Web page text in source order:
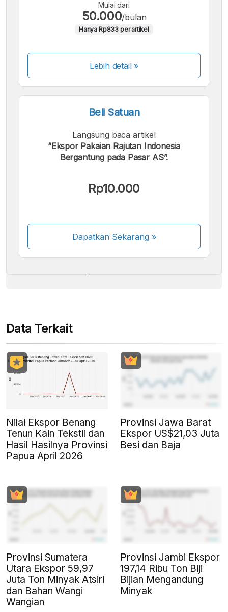
Mulai dari
50.000/bulan
Hanya Rp833 per artikel
Lebih detail »
Beli Satuan
Langsung baca artikel
“Ekspor Pakaian Rajutan Indonesia
Bergantung pada Pasar AS”.
Rp10.000
Dapatkan Sekarang»
Kami menerima pembayaran berikut:
Beberapa metode pembayaran masih dalam
Data Terkait
Nilai Ekspor Benang
Tenun Kain Tekstil dan
Hasil Hasilnya Provinsi
Papua April 2026
Provinsi Jawa Barat
Ekspor US$21,03 Juta
Besi dan Baja
Provinsi Sumatera
Utara Ekspor 59,97
Juta Ton Minyak Atsiri
dan Bahan Wangi
Wangian
Provinsi Jambi Ekspor
197,14 Ribu Ton Biji
Bijian Mengandung
Minyak